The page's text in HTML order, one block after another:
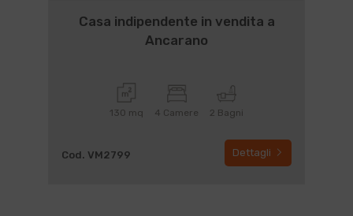
Casa indipendente in vendita a
Ancarano
130 mq 4 Camere 2 Bagni
Cod. VM2799 Dettagli